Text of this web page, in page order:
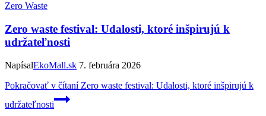
Zero Waste
Zero waste festival: Udalosti, ktoré inšpirujú k
udržateľnosti
NapísalEkoMall.sk 7. februára 2026
Pokračovať v čítaníZero waste festival: Udalosti, ktoré inšpirujú k
udržateľnosti